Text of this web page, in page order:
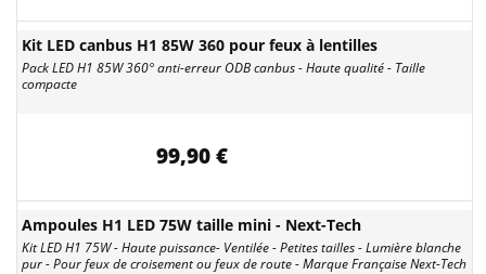
Kit LED canbus H1 85W 360 pour feux à lentilles
Pack LED H1 85W 360° anti-erreur ODB canbus - Haute qualité - Taille
compacte
99,90 €
Ampoules H1 LED 75W taille mini - Next-Tech
Kit LED H1 75W - Haute puissance- Ventilée - Petites tailles - Lumière blanche
pur - Pour feux de croisement ou feux de route - Marque Française Next-Tech